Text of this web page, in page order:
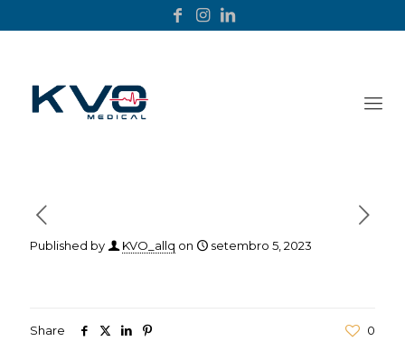
Published by KVO_allq on setembro 5, 2023
Share 0